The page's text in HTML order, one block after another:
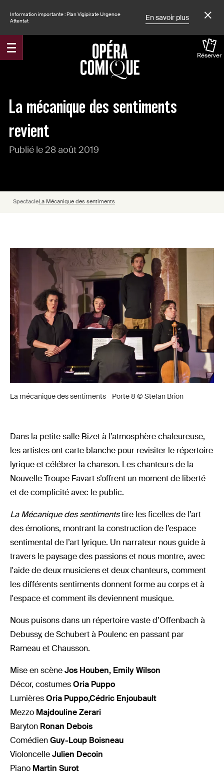
Information importante : Plan Vigipirate Urgence
Attentat
En savoir plus
Réserver
La mécanique des sentiments
revient
Publié le 28 août 2019
SpectacleLa Mécanique des sentiments
La mécanique des sentiments - Porte 8 © Stefan Brion
Dans la petite salle Bizet à l’atmosphère chaleureuse,
les artistes ont carte blanche pour revisiter le répertoire
lyrique et célébrer la chanson. Les chanteurs de la
Nouvelle Troupe Favart s’offrent un moment de liberté
et de complicité avec le public.
La Mécanique des sentimentstire les ficelles de l’art
des émotions, montrant la construction de l’espace
sentimental de l’art lyrique. Un narrateur nous guide à
travers le paysage des passions et nous montre, avec
l'aide de deux musiciens et deux chanteurs, comment
les différents sentiments donnent forme au corps et à
l'espace et comment ils deviennent musique.
Nous puisons dans un répertoire vaste d’Offenbach à
Debussy, de Schubert à Poulenc en passant par
Rameau et Chausson.
Mise en scèneJos Houben, Emily Wilson
Décor, costumesOria Puppo
LumièresOria Puppo,Cédric Enjoubault
Mezzo Majdouline Zerari
Baryton Ronan Debois
ComédienGuy-Loup Boisneau
VioloncelleJulien Decoin
Piano Martin Surot